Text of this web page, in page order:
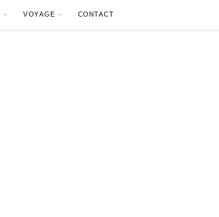
VOYAGE CONTACT